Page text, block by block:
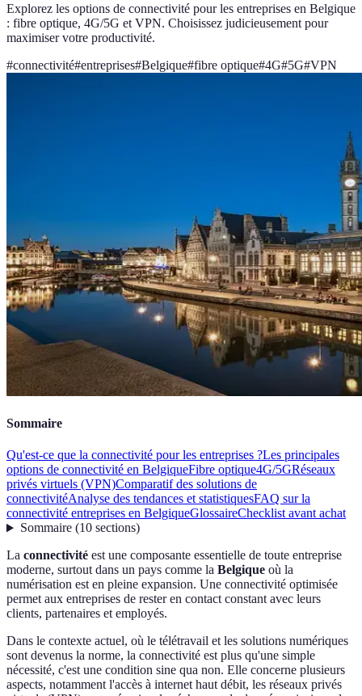
Explorez les options de connectivité pour les entreprises en Belgique
: fibre optique, 4G/5G et VPN. Choisissez judicieusement pour
maximiser votre productivité.
#connectivité#entreprises#Belgique#fibre optique#4G#5G#VPN
Sommaire
Qu'est-ce que la connectivité pour les entreprises ?Les principales
options de connectivité en BelgiqueFibre optique4G/5GRéseaux
privés virtuels (VPN)Comparatif des solutions de
connectivitéAnalyse des tendances et statistiquesFAQ sur la
connectivité entreprises en BelgiqueGlossaireChecklist avant achat
Sommaire(10 sections)
La connectivité est une composante essentielle de toute entreprise
moderne, surtout dans un pays comme la Belgique où la
numérisation est en pleine expansion. Une connectivité optimisée
permet aux entreprises de rester en contact constant avec leurs
clients, partenaires et employés.
Dans le contexte actuel, où le télétravail et les solutions numériques
sont devenus la norme, la connectivité est plus qu'une simple
nécessité, c'est une condition sine qua non. Elle concerne plusieurs
aspects, notamment l'accès à internet haut débit, les réseaux privés